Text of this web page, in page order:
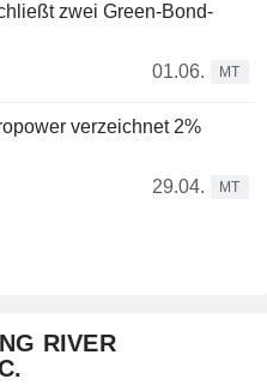
zwei Green-Bond-
01.06.
MT
verzeichnet 2%
29.04.
MT
RIVER